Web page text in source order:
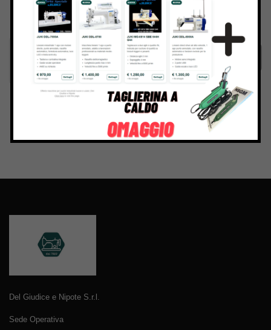
Inviando il messaggio confermo di aver letto e accettato
Termini e condizionidel sito web
Del Giudice e Nipote S.r.l.
Sede Operativa